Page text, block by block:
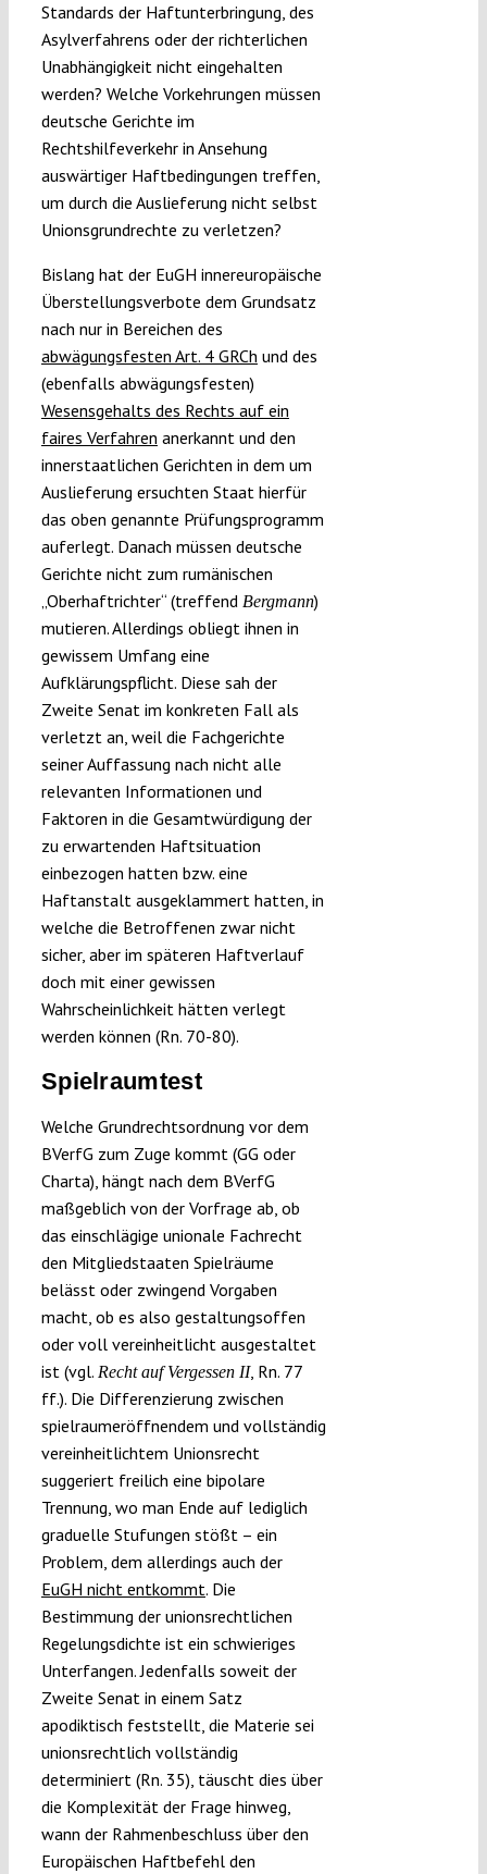
Standards der Haftunterbringung, des
Asylverfahrens oder der richterlichen
Unabhängigkeit nicht eingehalten
werden? Welche Vorkehrungen müssen
deutsche Gerichte im
Rechtshilfeverkehr in Ansehung
auswärtiger Haftbedingungen treffen,
um durch die Auslieferung nicht selbst
Unionsgrundrechte zu verletzen?
Bislang hat der EuGH innereuropäische
Überstellungsverbote dem Grundsatz
nach nur in Bereichen des
abwägungsfesten Art. 4 GRCh und des
(ebenfalls abwägungsfesten)
Wesensgehalts des Rechts auf ein
faires Verfahren anerkannt und den
innerstaatlichen Gerichten in dem um
Auslieferung ersuchten Staat hierfür
das oben genannte Prüfungsprogramm
auferlegt. Danach müssen deutsche
Gerichte nicht zum rumänischen
„Oberhaftrichter“ (treffend Bergmann)
mutieren. Allerdings obliegt ihnen in
gewissem Umfang eine
Aufklärungspflicht. Diese sah der
Zweite Senat im konkreten Fall als
verletzt an, weil die Fachgerichte
seiner Auffassung nach nicht alle
relevanten Informationen und
Faktoren in die Gesamtwürdigung der
zu erwartenden Haftsituation
einbezogen hatten bzw. eine
Haftanstalt ausgeklammert hatten, in
welche die Betroffenen zwar nicht
sicher, aber im späteren Haftverlauf
doch mit einer gewissen
Wahrscheinlichkeit hätten verlegt
werden können (Rn. 70-80).
Spielraumtest
Welche Grundrechtsordnung vor dem
BVerfG zum Zuge kommt (GG oder
Charta), hängt nach dem BVerfG
maßgeblich von der Vorfrage ab, ob
das einschlägige unionale Fachrecht
den Mitgliedstaaten Spielräume
belässt oder zwingend Vorgaben
macht, ob es also gestaltungsoffen
oder voll vereinheitlicht ausgestaltet
ist (vgl. Recht auf Vergessen II, Rn. 77
ff.). Die Differenzierung zwischen
spielraumeröffnendem und vollständig
vereinheitlichtem Unionsrecht
suggeriert freilich eine bipolare
Trennung, wo man Ende auf lediglich
graduelle Stufungen stößt – ein
Problem, dem allerdings auch der
EuGH nicht entkommt. Die
Bestimmung der unionsrechtlichen
Regelungsdichte ist ein schwieriges
Unterfangen. Jedenfalls soweit der
Zweite Senat in einem Satz
apodiktisch feststellt, die Materie sei
unionsrechtlich vollständig
determiniert (Rn. 35), täuscht dies über
die Komplexität der Frage hinweg,
wann der Rahmenbeschluss über den
Europäischen Haftbefehl den